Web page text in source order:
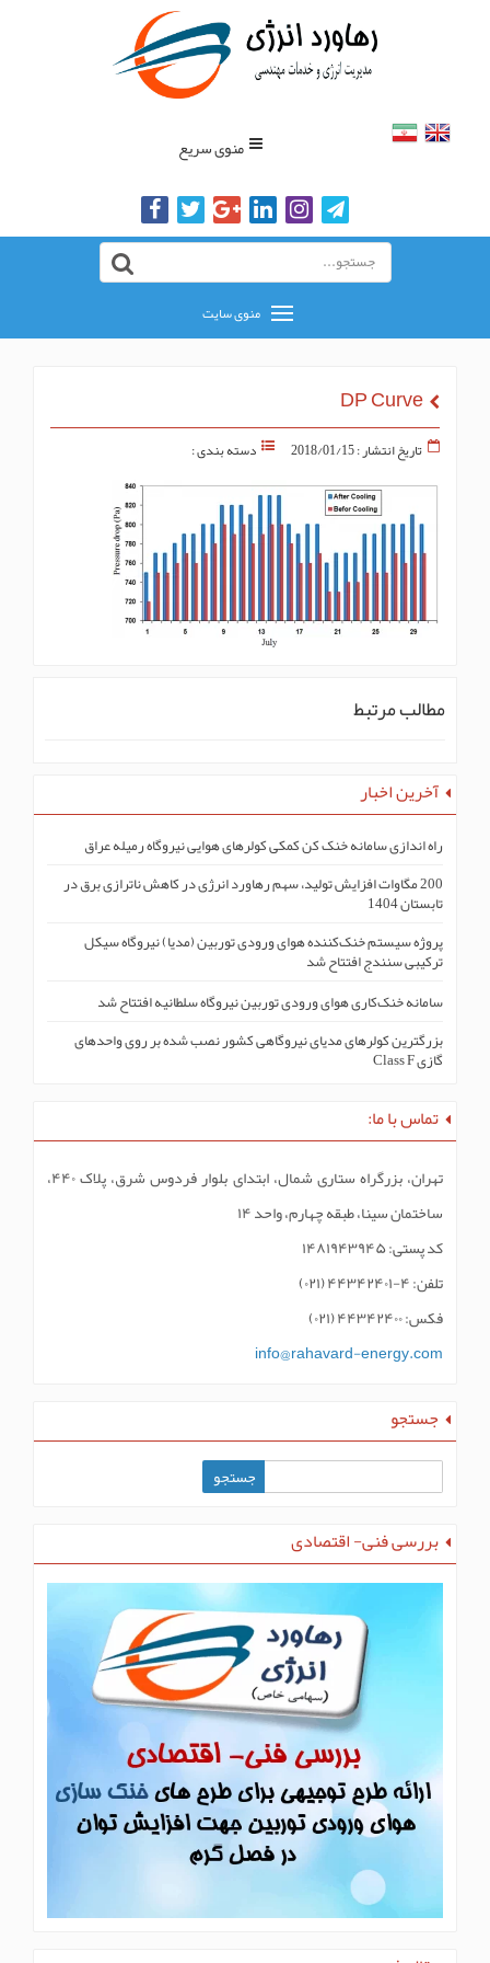
منوی سریع
منوی سایت
DP Curve
تاریخ انتشار : 2018/01/15 دسته بندی :
مطالب مرتبط
آخرین اخبار
راه اندازی سامانه خنک کن کمکی کولرهای هوایی نیروگاه رمیله عراق
200 مگاوات افزایش تولید، سهم رهاورد انرژی در کاهش ناترازی برق در
تابستان 1404
پروژه سیستم خنک‌کنندە هوای ورودی توربین (مدیا) نیروگاه سیکل
ترکیبی سنندج افتتاح شد
سامانه خنک‌کاری هوای ورودی توربین نیروگاه سلطانیه افتتاح شد
بزرگترین کولرهای مدیای نیروگاهی کشور نصب شده بر روی واحدهای
گازی Class F
تماس با ما:
تهران، بزرگراه ستاری شمال، ابتدای بلوار فردوس شرق، پلاک ۴۴۰،
ساختمان سینا، طبقه چهارم، واحد ۱۴
کد پستی: ۱۴۸۱۹۴۳۹۴۵
تلفن: ۴-۴۴۳۴۲۴۰۱ (۰۲۱)
فکس: ۴۴۳۴۲۴۰۰ (۰۲۱)
info@rahavard-energy.com
جستجو
بررسی فنی- اقتصادی